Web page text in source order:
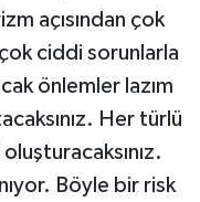
açısından çok
çok ciddi sorunlarla
önlemler lazım
Her türlü
Böyle bir risk